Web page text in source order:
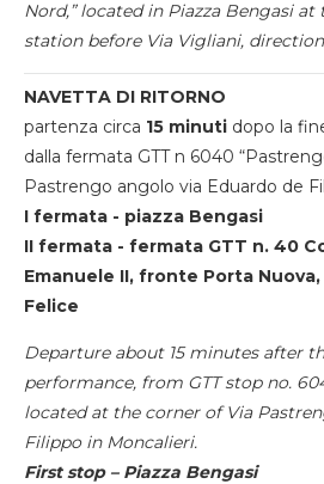
Nord,” located in Piazza Bengasi
station before Via Vigliani, direction
NAVETTA DI RITORNO
partenza circa 15 minuti dopo la
dalla fermata GTT n 6040
Pastrengo angolo via Eduardo de
I fermata - piazza Bengasi
II fermata - fermata GTT n. 40
Emanuele II, fronte Porta
Felice
Departure about 15 minutes after
performance, from GTT stop no.
located at the corner of Via
Filippo in Moncalieri.
First stop – Piazza Bengasi